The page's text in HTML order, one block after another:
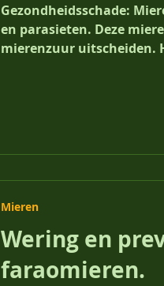
Gezondheidsschade:
en parasieten. Deze
mierenzuur uitscheiden.
Wering en
faraomieren.
Mieren